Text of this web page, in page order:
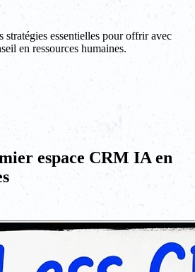
stratégies essentielles pour offrir avec
en ressources humaines.
espace CRM IA en